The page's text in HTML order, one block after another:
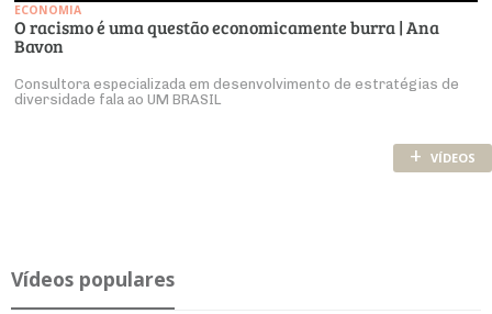
ECONOMIA
O racismo é uma questão economicamente burra | Ana
Bavon
Consultora especializada em desenvolvimento de estratégias de
diversidade fala ao UM BRASIL
+ VÍDEOS
Ví­deos po­pu­lares